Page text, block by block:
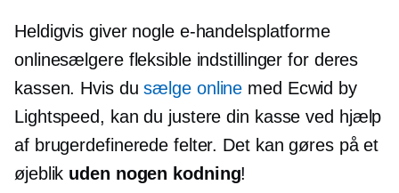
Heldigvis giver nogle e-handelsplatforme
onlinesælgere fleksible indstillinger for deres
kassen. Hvis dusælge online med Ecwid by
Lightspeed, kan du justere din kasse ved hjælp
af brugerdefinerede felter. Det kan gøres på et
øjeblik uden nogen kodning!